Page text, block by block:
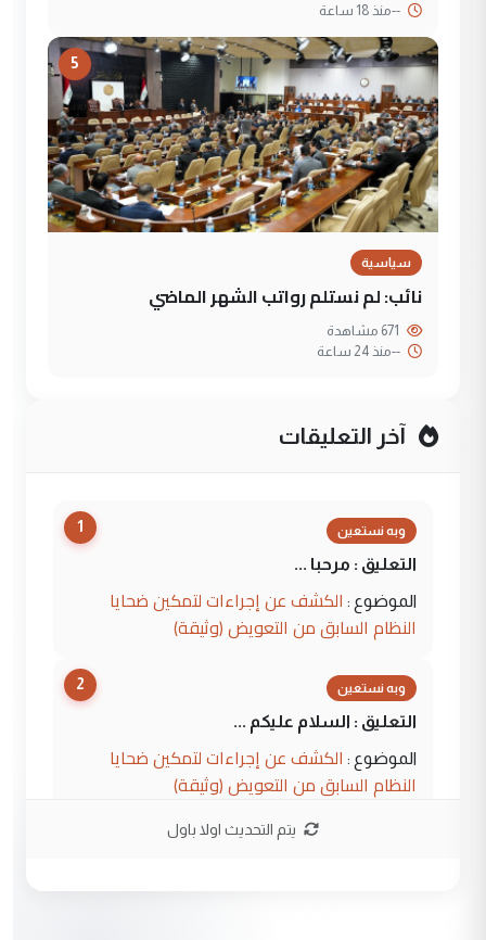
--منذ 18 ساعة
5
سياسية
نائب: لم نستلم رواتب الشهر الماضي
--منذ 24 ساعة
آخر التعليقات
1 وبه نستعين
التعليق : مرحبا ...
الموضوع : الكشف عن إجراءات لتمكين ضحايا
النظام السابق من التعويض (وثيقة)
2 وبه نستعين
التعليق : السلام عليكم ...
الموضوع : الكشف عن إجراءات لتمكين ضحايا
النظام السابق من التعويض (وثيقة)
محمد حسين عبد الكريم حسين
يتم التحديث اولا باول